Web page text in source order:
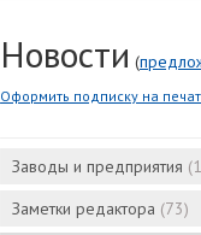
Новости (
Оформить подписку на
Заводы и предприятия
Заметки редактора (73)